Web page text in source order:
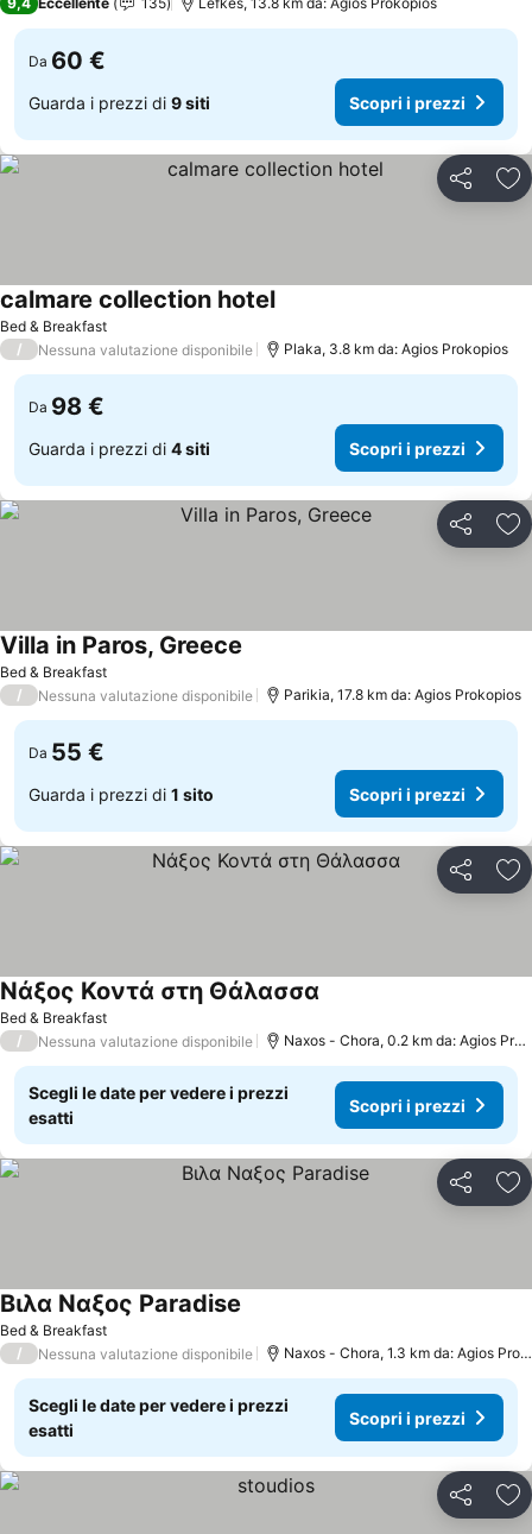
Da 60 €
Guarda i prezzi di 9 siti Scopri i prezzi
Condividi
Bed & Breakfast
calmare collection hotelScopri i prezzi
/ Nessuna valutazione disponibile Plaka, 3.8 km da: Agios Prokopios
Da 98 €
Guarda i prezzi di 4 siti Scopri i prezzi
Condividi
Bed & Breakfast
Villa in Paros, Greece
/ Nessuna valutazione disponibile Parikia, 17.8 km da: Agios Prokopios
Da 55 €
Guarda i prezzi di 1 sito Scopri i prezzi
Condividi
Bed & Breakfast
Νάξος Κοντά στη Θάλασσα
/ Nessuna valutazione disponibile Naxos - Chora, 0.2 km da: Agios
Scegli le date per vedere i prezzi
esatti
Scopri i prezzi
Condividi
Bed & Breakfast
Βιλα Ναξος Paradise
/ Nessuna valutazione disponibile Naxos - Chora, 1.3 km da: Agios
Scegli le date per vedere i prezzi
esatti
Scopri i prezzi
Condividi